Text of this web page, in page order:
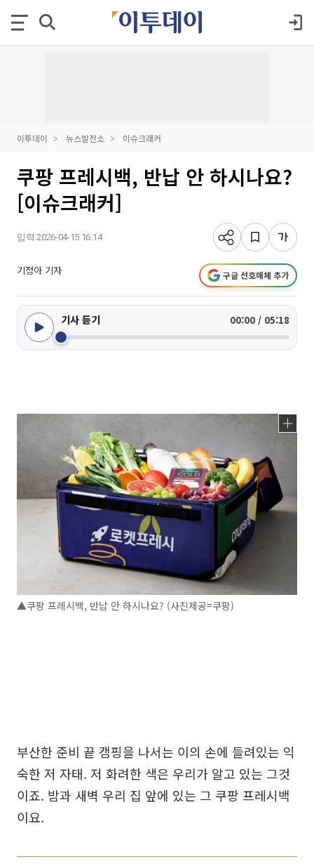
이투데이 뉴스발전소 이슈크래커
쿠팡 프레시백, 반납 안 하시나요?
[이슈크래커]
입력 2026-04-15 16:14
기정아 기자 구글 선호매체 추가
기사 듣기 00:00 / 05:18
▲쿠팡 프레시백, 반납 안 하시나요? (사진제공=쿠팡)
부산한 준비 끝 캠핑을 나서는 이의 손에 들려있는 익
숙한 저 자태. 저 화려한 색은 우리가 알고 있는 그것
이죠. 밤과 새벽 우리 집 앞에 있는 그 쿠팡 프레시백
이요.